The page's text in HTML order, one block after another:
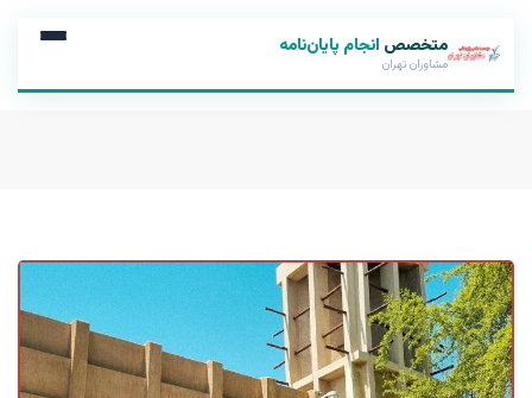
متخصص انجام پایان‌نامه
مشاوران تهران